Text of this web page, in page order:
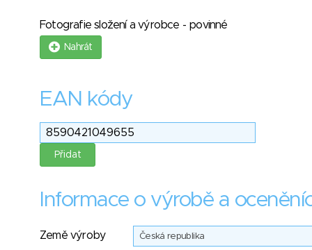
Fotografie složení a výrobce - povinné
Nahrát
EAN kódy
Informace o výrobě a
Země výroby Česká republika